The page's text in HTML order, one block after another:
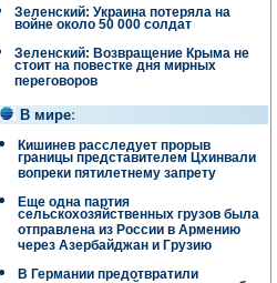
Зеленский: Украина потеряла на
войне около 50 000 солдат
Зеленский: Возвращение Крыма не
стоит на повестке дня мирных
переговоров
В мире:
Кишинев расследует прорыв
границы представителем Цхинвали
вопреки пятилетнему запрету
Еще одна партия
сельскохозяйственных грузов была
отправлена ​​из России в Армению
через Азербайджан и Грузию
В Германии предотвратили